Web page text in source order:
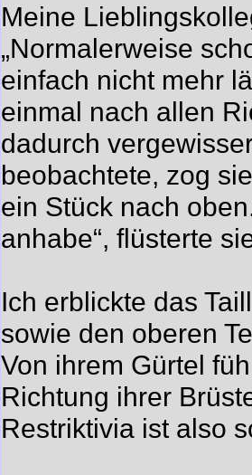
Meine
„Normalerweise
einfach nicht mehr
einmal nach allen
dadurch
beobachtete, zog
ein Stück nach
anhabe“, flüsterte
Ich erblickte das
sowie den oberen
Von ihrem Gürtel
Richtung ihrer
Restriktivia ist also